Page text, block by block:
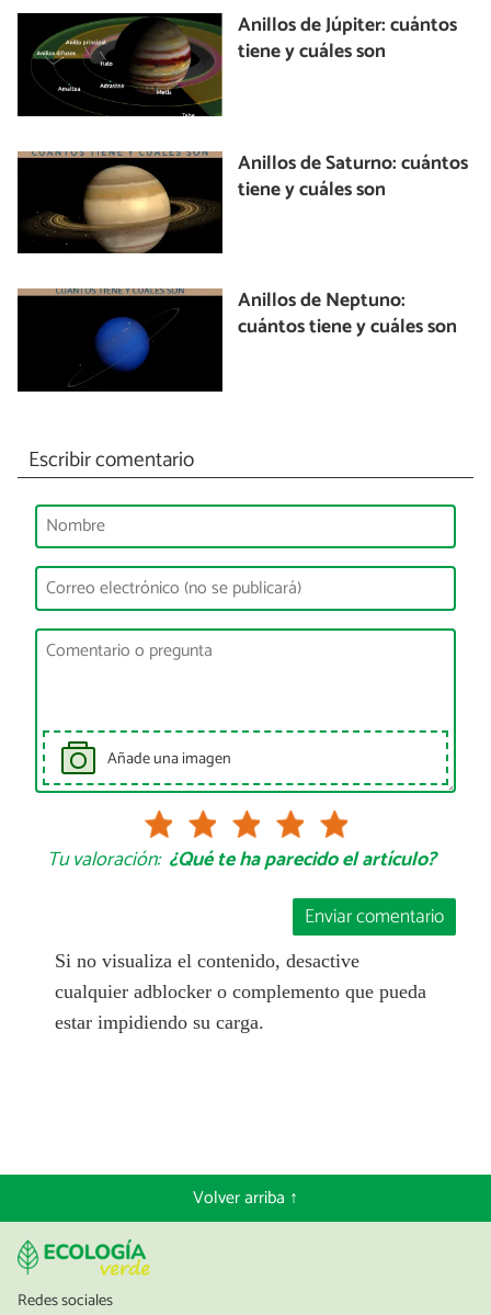
Anillos de Júpiter: cuántos
tiene y cuáles son
Anillos de Saturno: cuántos
tiene y cuáles son
Anillos de Neptuno:
cuántos tiene y cuáles son
Escribir comentario
Añade una imagen
Tu valoración: ¿Qué te ha parecido el artículo?
Enviar comentario
Si no visualiza el contenido, desactive
cualquier adblocker o complemento que pueda
estar impidiendo su carga.
Volver arriba ↑
Redes sociales